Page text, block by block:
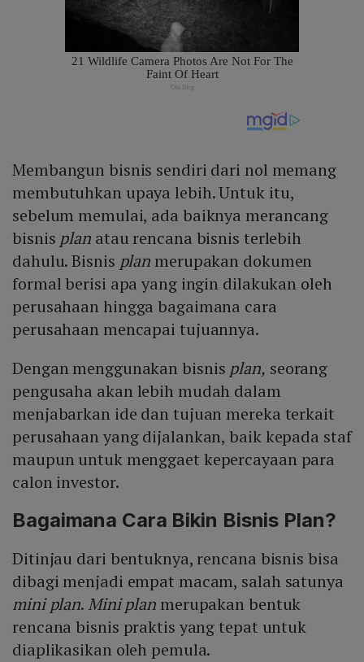
Membangun bisnis sendiri dari nol memang
membutuhkan upaya lebih. Untuk itu,
sebelum memulai, ada baiknya merancang
bisnis planatau rencana bisnis terlebih
dahulu. Bisnis plan merupakan dokumen
formal berisi apa yang ingin dilakukan oleh
perusahaan hingga bagaimana cara
perusahaan mencapai tujuannya.
Dengan menggunakan bisnis plan, seorang
pengusaha akan lebih mudah dalam
menjabarkan ide dan tujuan mereka terkait
perusahaan yang dijalankan, baik kepada staf
maupun untuk menggaet kepercayaan para
calon investor.
Bagaimana Cara Bikin Bisnis Plan?
Ditinjau dari bentuknya, rencana bisnis bisa
dibagi menjadi empat macam, salah satunya
mini plan. Mini plan merupakan bentuk
rencana bisnis praktis yang tepat untuk
diaplikasikan oleh pemula.